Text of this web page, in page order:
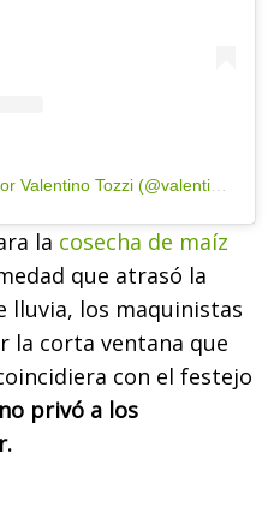
Una publicación compartida por Valentino Tozzi (@valentino_tozzi)
la cosecha de maíz
que atrasó la
lluvia, los maquinistas
la corta ventana que
con el festejo
privó a los